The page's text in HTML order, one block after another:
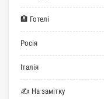
🏨 Готелі
Росія
Італія
✍ На замітку